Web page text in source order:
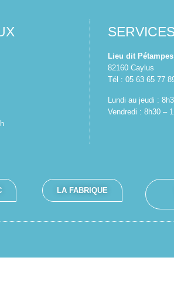
Lieu dit Pétampes
82160 Caylus
Tél : 05 63 65 77
Lundi au jeudi :
Vendredi : 8h30 –
LA FABRIQUE